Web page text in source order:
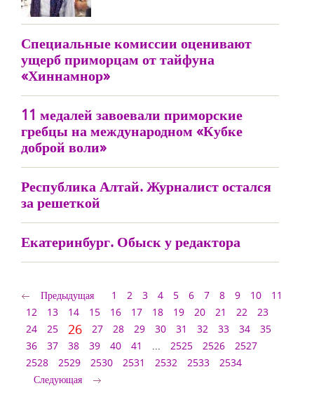
Специальные комиссии оценивают
ущерб приморцам от тайфуна
«Хиннамнор»
11 медалей завоевали приморские
гребцы на международном «Кубке
доброй воли»
Республика Алтай. Журналист остался
за решеткой
Екатеринбург. Обыск у редактора
Предыдущая 1 2 3 4 5 6 7 8 9 10
11
12
13 14 15 16 17 18 19 20 21 22
23
24
25 26 27 28 29 30 31 32 33 34
35
36
37 38 39 40 41 ... 2525 2526
2527
2528
2529 2530 2531 2532 2533
2534
Следующая